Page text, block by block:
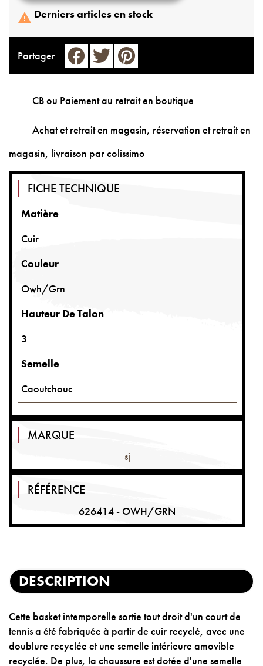
 Derniers articles en stock
Partager
CB ou Paiement au retrait en boutique
Achat et retrait en magasin, réservation et retrait en
magasin, livraison par colissimo
FICHE TECHNIQUE
Matière
Cuir
Couleur
Owh/grn
Hauteur De Talon
3
Semelle
Caoutchouc
MARQUE
sj
RÉFÉRENCE
626414 - OWH/GRN
DESCRIPTION
Cette basket intemporelle sortie tout droit d'un court de
tennis a été fabriquée à partir de cuir recyclé, avec une
doublure recyclée et une semelle intérieure amovible
recyclée. De plus, la chaussure est dotée d'une semelle